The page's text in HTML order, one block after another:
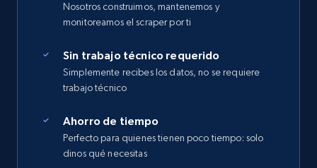
Nosotros construimos, mantenemos y
monitoreamos el scraper por ti
Sin trabajo técnico requerido
Simplemente recibes los datos, no se requiere
trabajo técnico
Ahorro de tiempo
Perfecto para quienes tienen poco tiempo: solo
dinos qué necesitas